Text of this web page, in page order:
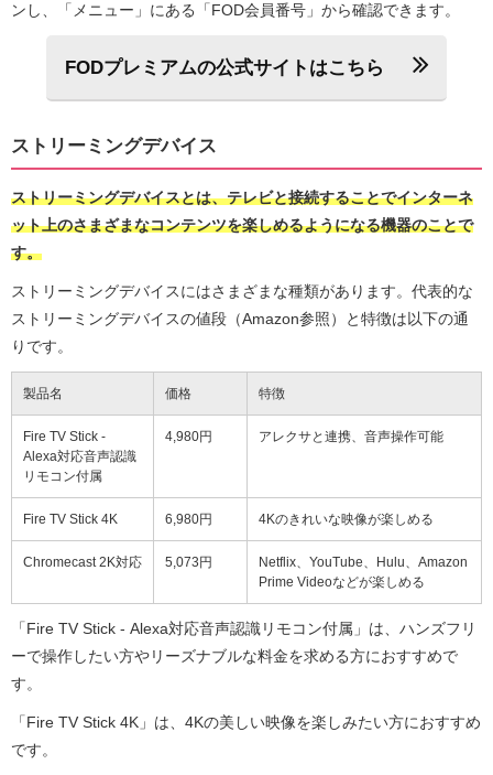
ンし、「メニュー」にある「FOD会員番号」から確認できます。
FODプレミアムの公式サイトはこちら
ストリーミングデバイス
ストリーミングデバイスとは、テレビと接続することでインターネ
ット上のさまざまなコンテンツを楽しめるようになる機器のことで
す。
ストリーミングデバイスにはさまざまな種類があります。代表的な
ストリーミングデバイスの値段（Amazon参照）と特徴は以下の通
りです。
製品名 価格 特徴
Fire TV Stick -
Alexa対応音声認識
リモコン付属
4,980円 アレクサと連携、音声操作可能
Fire TV Stick 4K 6,980円 4Kのきれいな映像が楽しめる
Chromecast 2K対応 5,073円
Netflix、YouTube、Hulu、Amazon
Prime Videoなどが楽しめる
「Fire TV Stick - Alexa対応音声認識リモコン付属」は、ハンズフリ
ーで操作したい方やリーズナブルな料金を求める方におすすめで
す。
「Fire TV Stick 4K」は、4Kの美しい映像を楽しみたい方におすすめ
です。